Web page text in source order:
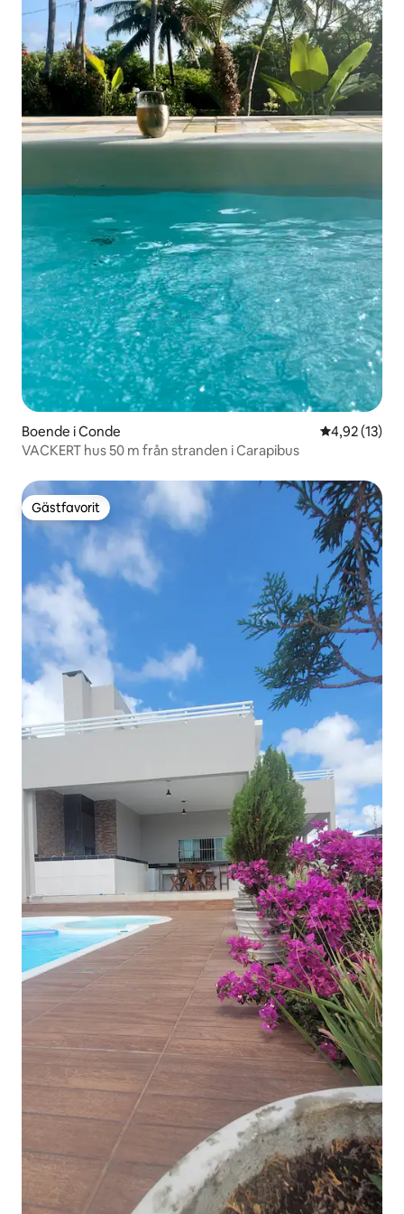
Boende i Conde 4,92 av 5 i
4,92 (13)
VACKERT hus 50 m från stranden i Carapibus
Gästfavorit
Gästfavorit